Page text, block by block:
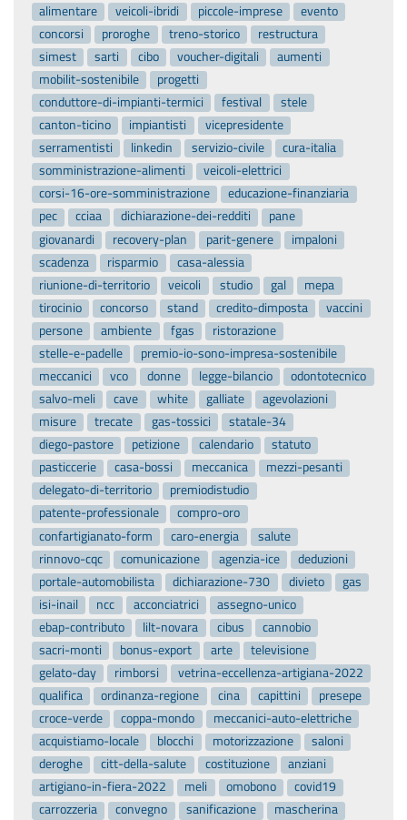
alimentare
veicoli-ibridi piccole-imprese
evento
concorsi
proroghe treno-storico
restructura
simest
sarti cibo voucher-digitali
aumenti
mobilit-sostenibile
progetti
conduttore-di-impianti-termici
festival
stele
canton-ticino
impiantisti
vicepresidente
serramentisti
linkedin servizio-civile
cura-italia
somministrazione-alimenti
veicoli-elettrici
corsi-16-ore-somministrazione
educazione-finanziaria
pec
cciaa dichiarazione-dei-redditi
pane
giovanardi
recovery-plan parit-genere
impaloni
scadenza
risparmio
casa-alessia
riunione-di-territorio
veicoli studio gal
mepa
tirocinio
concorso stand credito-dimposta
vaccini
persone
ambiente fgas
ristorazione
stelle-e-padelle
premio-io-sono-impresa-sostenibile
meccanici
vco donne legge-bilancio
odontotecnico
salvo-meli
cave white galliate
agevolazioni
misure
trecate gas-tossici
statale-34
diego-pastore
petizione calendario
statuto
pasticcerie
casa-bossi meccanica
mezzi-pesanti
delegato-di-territorio
premiodistudio
patente-professionale
compro-oro
confartigianato-form
caro-energia
salute
rinnovo-cqc
comunicazione agenzia-ice
deduzioni
portale-automobilista
dichiarazione-730 divieto
gas
isi-inail
ncc acconciatrici
assegno-unico
ebap-contributo
lilt-novara cibus
cannobio
sacri-monti
bonus-export arte
televisione
gelato-day
rimborsi
vetrina-eccellenza-artigiana-2022
qualifica
ordinanza-regione cina capittini
presepe
croce-verde
coppa-mondo
meccanici-auto-elettriche
acquistiamo-locale
blocchi motorizzazione
saloni
deroghe
citt-della-salute costituzione
anziani
artigiano-in-fiera-2022
meli omobono
covid19
carrozzeria
convegno sanificazione
mascherina